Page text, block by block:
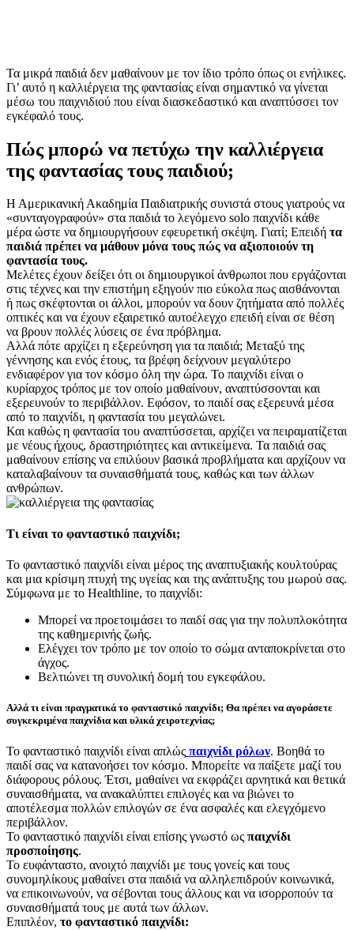
Τα μικρά παιδιά δεν μαθαίνουν με τον ίδιο τρόπο όπως οι ενήλικες.
Γι’ αυτό η καλλιέργεια της φαντασίας είναι σημαντικό να γίνεται
μέσω του παιχνιδιού που είναι διασκεδαστικό και αναπτύσσει τον
εγκέφαλό τους.
Πώς μπορώ να πετύχω την καλλιέργεια
της φαντασίας τους παιδιού;
Η Αμερικανική Ακαδημία Παιδιατρικής συνιστά στους γιατρούς να
«συνταγογραφούν» στα παιδιά το λεγόμενο solo παιχνίδι κάθε
μέρα ώστε να δημιουργήσουν εφευρετική σκέψη. Γιατί; Επειδή τα
παιδιά πρέπει να μάθουν μόνα τους πώς να αξιοποιούν τη
φαντασία τους.
Μελέτες έχουν δείξει ότι οι δημιουργικοί άνθρωποι που εργάζονται
στις τέχνες και την επιστήμη εξηγούν πιο εύκολα πως αισθάνονται
ή πως σκέφτονται οι άλλοι, μπορούν να δουν ζητήματα από πολλές
οπτικές και να έχουν εξαιρετικό αυτοέλεγχο επειδή είναι σε θέση
να βρουν πολλές λύσεις σε ένα πρόβλημα.
Αλλά πότε αρχίζει η εξερεύνηση για τα παιδιά; Μεταξύ της
γέννησης και ενός έτους, τα βρέφη δείχνουν μεγαλύτερο
ενδιαφέρον για τον κόσμο όλη την ώρα. Το παιχνίδι είναι ο
κυρίαρχος τρόπος με τον οποίο μαθαίνουν, αναπτύσσονται και
εξερευνούν το περιβάλλον. Εφόσον, το παιδί σας εξερευνά μέσα
από το παιχνίδι, η φαντασία του μεγαλώνει.
Και καθώς η φαντασία του αναπτύσσεται, αρχίζει να πειραματίζεται
με νέους ήχους, δραστηριότητες και αντικείμενα. Τα παιδιά σας
μαθαίνουν επίσης να επιλύουν βασικά προβλήματα και αρχίζουν να
καταλαβαίνουν τα συναισθήματά τους, καθώς και των άλλων
ανθρώπων.
Τι είναι το φανταστικό παιχνίδι;
Το φανταστικό παιχνίδι είναι μέρος της αναπτυξιακής κουλτούρας
και μια κρίσιμη πτυχή της υγείας και της ανάπτυξης του μωρού σας.
Σύμφωνα με το Healthline, το παιχνίδι:
Μπορεί να προετοιμάσει το παιδί σας για την πολυπλοκότητα
της καθημερινής ζωής.
Ελέγχει τον τρόπο με τον οποίο το σώμα ανταποκρίνεται στο
άγχος.
Βελτιώνει τη συνολική δομή του εγκεφάλου.
Αλλά τι είναι πραγματικά το φανταστικό παιχνίδι; Θα πρέπει να αγοράσετε
συγκεκριμένα παιχνίδια και υλικά χειροτεχνίας;
Το φανταστικό παιχνίδι είναι απλώς παιχνίδι ρόλων. Βοηθά το
παιδί σας να κατανοήσει τον κόσμο. Μπορείτε να παίξετε μαζί του
διάφορους ρόλους. Έτσι, μαθαίνει να εκφράζει αρνητικά και θετικά
συναισθήματα, να ανακαλύπτει επιλογές και να βιώνει το
αποτέλεσμα πολλών επιλογών σε ένα ασφαλές και ελεγχόμενο
περιβάλλον.
Το φανταστικό παιχνίδι είναι επίσης γνωστό ως παιχνίδι
προσποίησης.
Το ευφάνταστο, ανοιχτό παιχνίδι με τους γονείς και τους
συνομηλίκους μαθαίνει στα παιδιά να αλληλεπιδρούν κοινωνικά,
να επικοινωνούν, να σέβονται τους άλλους και να ισορροπούν τα
συναισθήματά τους με αυτά των άλλων.
Επιπλέον, το φανταστικό παιχνίδι: